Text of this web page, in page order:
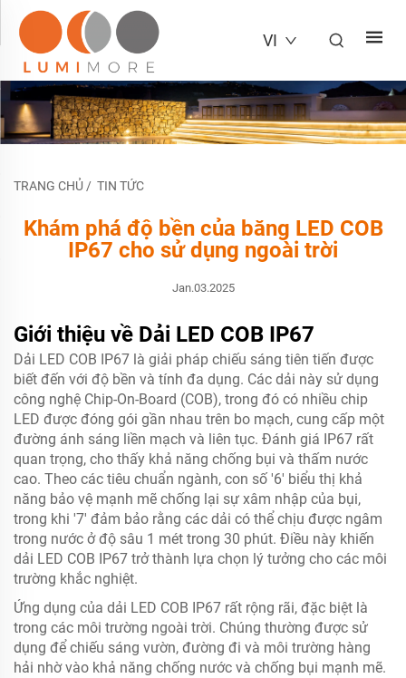
VI
TRANG CHỦ / TIN TỨC
Khám phá độ bền của băng LED COB
IP67 cho sử dụng ngoài trời
Jan.03.2025
Giới thiệu về Dải LED COB IP67
Dải LED COB IP67 là giải pháp chiếu sáng tiên tiến được
biết đến với độ bền và tính đa dụng. Các dải này sử dụng
công nghệ Chip-On-Board (COB), trong đó có nhiều chip
LED được đóng gói gần nhau trên bo mạch, cung cấp một
đường ánh sáng liền mạch và liên tục. Đánh giá IP67 rất
quan trọng, cho thấy khả năng chống bụi và thấm nước
cao. Theo các tiêu chuẩn ngành, con số '6' biểu thị khả
năng bảo vệ mạnh mẽ chống lại sự xâm nhập của bụi,
trong khi '7' đảm bảo rằng các dải có thể chịu được ngâm
trong nước ở độ sâu 1 mét trong 30 phút. Điều này khiến
dải LED COB IP67 trở thành lựa chọn lý tưởng cho các môi
trường khắc nghiệt.
Ứng dụng của dải LED COB IP67 rất rộng rãi, đặc biệt là
trong các môi trường ngoài trời. Chúng thường được sử
dụng để chiếu sáng vườn, đường đi và môi trường hàng
hải nhờ vào khả năng chống nước và chống bụi mạnh mẽ.